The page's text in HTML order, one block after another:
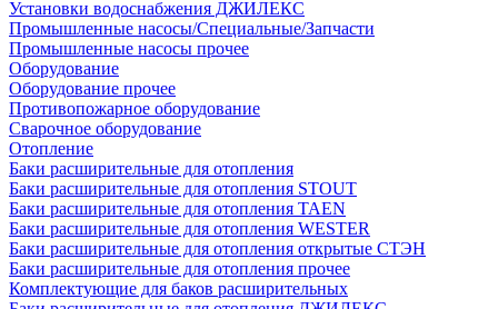
Установки водоснабжения ДЖИЛЕКС
Промышленные насосы/Специальные/Запчасти
Промышленные насосы прочее
Оборудование
Оборудование прочее
Противопожарное оборудование
Сварочное оборудование
Отопление
Баки расширительные для отопления
Баки расширительные для отопления STOUT
Баки расширительные для отопления TAEN
Баки расширительные для отопления WESTER
Баки расширительные для отопления открытые СТЭН
Баки расширительные для отопления прочее
Комплектующие для баков расширительных